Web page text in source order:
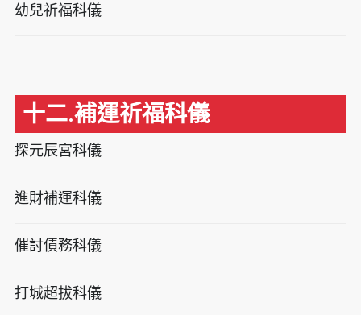
幼兒祈福科儀
十二.補運祈福科儀
探元辰宮科儀
進財補運科儀
催討債務科儀
打城超拔科儀